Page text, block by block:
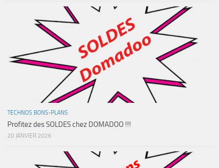
TECHNOS BONS-PLANS
Profitez des SOLDES chez DOMADOO !!!
20 JANVIER 2026